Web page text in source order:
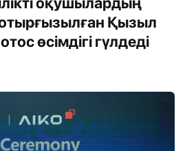
Қызыл
өсімдігі гүлдеді